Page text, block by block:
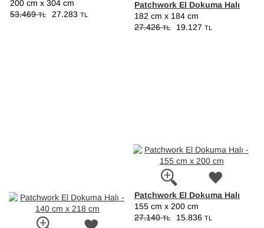
200 cm x 304 cm
53.469TL 27.283 TL
Patchwork El Dokuma Halı
182 cm x 184 cm
27.426TL 19.127 TL
Patchwork El Dokuma Halı
155 cm x 200 cm
27.140TL 15.836 TL